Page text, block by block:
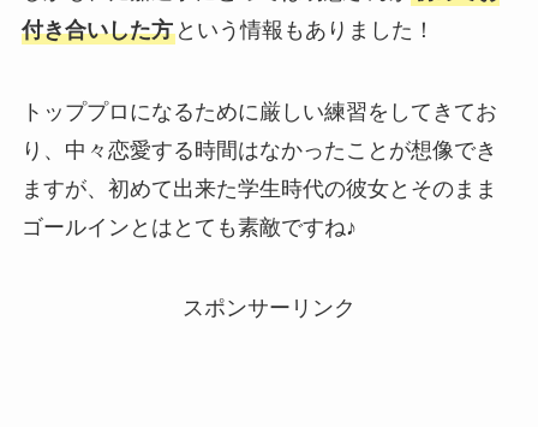
付き合いした方という情報もありました！
トッププロになるために厳しい練習をしてきてお
り、中々恋愛する時間はなかったことが想像でき
ますが、初めて出来た学生時代の彼女とそのまま
ゴールインとはとても素敵ですね♪
スポンサーリンク